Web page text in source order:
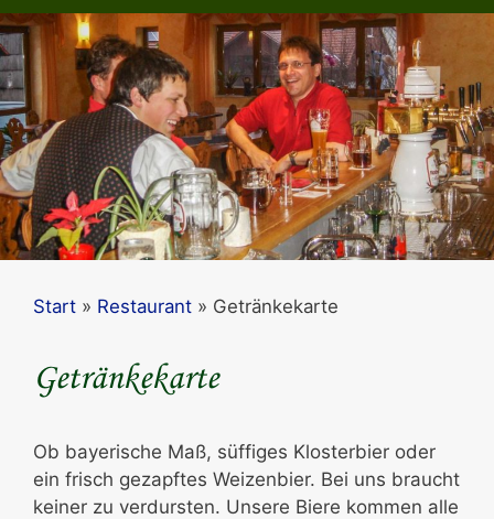
Start » Restaurant » Getränkekarte
Getränkekarte
Ob bayerische Maß, süffiges Klosterbier oder
ein frisch gezapftes Weizenbier. Bei uns braucht
keiner zu verdursten. Unsere Biere kommen alle